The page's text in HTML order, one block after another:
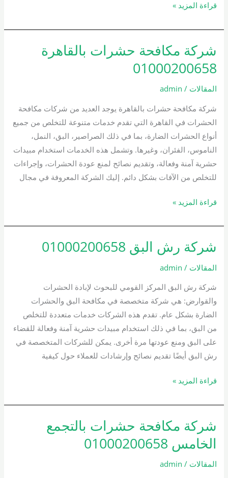
قراءة المزيد »
شركة مكافحة حشرات بالقاهرة
01000200658
المقالات /
admin
شركة مكافحة حشرات بالقاهرة يوجد العديد من شركات مكافحة
الحشرات في القاهرة التي تقدم خدمات متنوعة للتخلص من جميع
أنواع الحشرات الضارة، بما في ذلك الصراصير، البق، النمل،
الناموس، الفئران، وغيرها. وتشمل هذه الخدمات استخدام مبيدات
حشرية آمنة وفعالة، وتقديم نصائح لمنع عودة الحشرات، وإجراءات
للتخلص من الآفات بشكل دائم. إليك الشركة المعروفة في مجال
شركة
مكافحة
حشرات
بالقاهرة
قراءة المزيد »
شركة رش البق 01000200658
المقالات /
admin
شركة رش البق المركز القومي للبحوث لإبادة الحشرات
والقوارض: هي شركة متخصصة في مكافحة البق والحشرات
الضارة بشكل عام. تقدم هذه الشركات خدمات متعددة للتخلص
من البق، بما في ذلك استخدام مبيدات حشرية آمنة وفعالة للقضاء
على البق ومنع عودتها مرة أخرى. يمكن للشركات المتخصصة في
رش البق أيضًا تقديم نصائح وإرشادات للعملاء حول كيفية
شركة
البق
01000200658
قراءة المزيد »
شركة مكافحة حشرات بالتجمع
الخامس 01000200658
المقالات /
admin
شركة
مكافحة
حشرات
بالتجمع